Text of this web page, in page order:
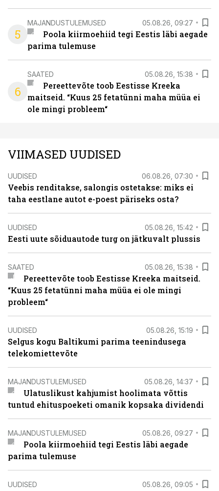
5
MAJANDUSTULEMUSED 05.08.26, 09:27
Poola kiirmoehiid tegi Eestis läbi aegade
parima tulemuse
6
SAATED 05.08.26, 15:38
Pereettevõte toob Eestisse Kreeka
maitseid. “Kuus 25 fetatünni maha müüa ei
ole mingi probleem“
VIIMASED UUDISED
UUDISED 06.08.26, 07:30
Veebis renditakse, salongis ostetakse: miks ei
taha eestlane autot e-poest päriseks osta?
UUDISED 05.08.26, 15:42
Eesti uute sõiduautode turg on jätkuvalt plussis
SAATED 05.08.26, 15:38
Pereettevõte toob Eestisse Kreeka maitseid.
“Kuus 25 fetatünni maha müüa ei ole mingi
probleem“
UUDISED 05.08.26, 15:19
Selgus kogu Baltikumi parima teenindusega
telekomiettevõte
MAJANDUSTULEMUSED 05.08.26, 14:37
Ulatuslikust kahjumist hoolimata võttis
tuntud ehituspoeketi omanik kopsaka dividendi
MAJANDUSTULEMUSED 05.08.26, 09:27
Poola kiirmoehiid tegi Eestis läbi aegade
parima tulemuse
UUDISED 05.08.26, 09:05